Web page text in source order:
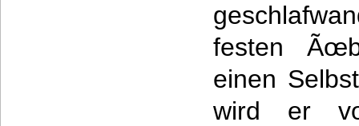
festen
einen
wird er